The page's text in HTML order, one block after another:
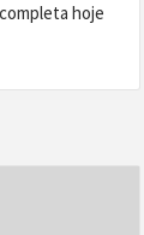
hoje